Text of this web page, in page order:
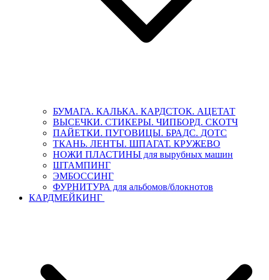
БУМАГА. КАЛЬКА. КАРДСТОК. АЦЕТАТ
ВЫСЕЧКИ. СТИКЕРЫ. ЧИПБОРД. СКОТЧ
ПАЙЕТКИ. ПУГОВИЦЫ. БРАДС. ДОТС
ТКАНЬ. ЛЕНТЫ. ШПАГАТ. КРУЖЕВО
НОЖИ ПЛАСТИНЫ для вырубных машин
ШТАМПИНГ
ЭМБОССИНГ
ФУРНИТУРА для альбомов/блокнотов
КАРДМЕЙКИНГ